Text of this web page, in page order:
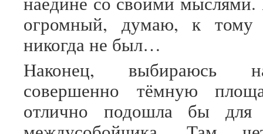
огромный, думаю, к
никогда не был…
Наконец, выбираюсь
совершенно тёмную
отлично подошла бы для